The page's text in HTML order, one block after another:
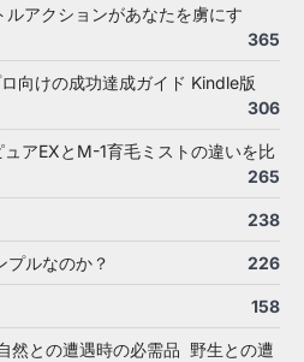
アクションがあなたを虜にす
365
向けの成功達成ガイド Kindle版
306
アEXとM-1育毛ミストの違いを比
265
238
プルなのか？ 226
158
然との遭遇時の必需品 野生との遭